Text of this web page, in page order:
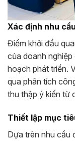
Xác định nhu
Điểm khởi đầu
của doanh
hoạch phát triển.
qua phân tích
thu thập ý kiến từ
Thiết lập mục
Dựa trên nhu cầu